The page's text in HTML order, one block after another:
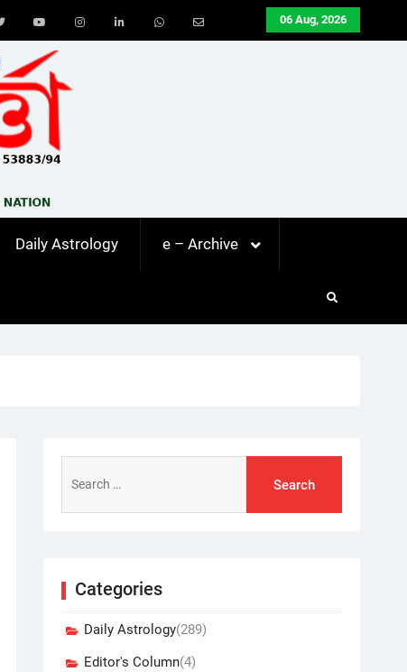
06 Aug, 2026
Youtube
Daily Astrology e – Archive
for:
Categories
Daily Astrology(289)
Editor's Column(4)